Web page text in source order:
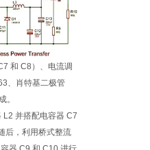
和 C8）、电流调
、肖特基二极管
。
L2 并搭配电容器 C7
后，利用桥式整流